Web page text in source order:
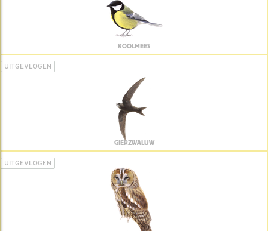
KOOLMEES
UITGEVLOGEN
GIERZWALUW
UITGEVLOGEN